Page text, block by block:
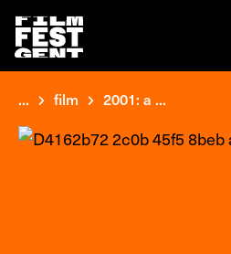
... film 2001: a ...